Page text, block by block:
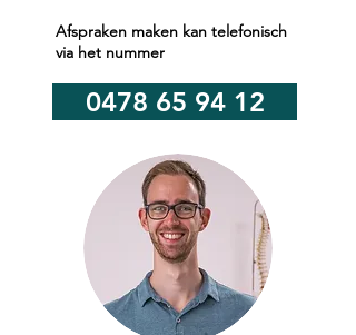
Afspraken maken kan telefonisch
via het nummer
0478 65 94 12